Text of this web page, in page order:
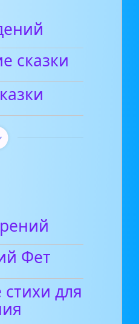
сказки
Фет
стихи для